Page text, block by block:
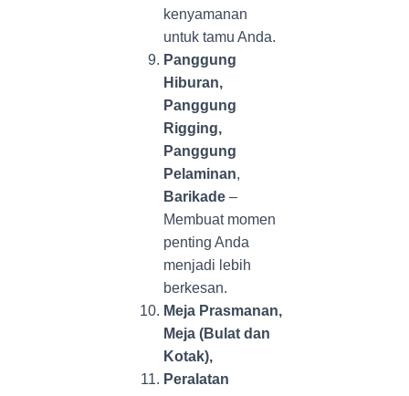
kenyamanan
untuk tamu Anda.
Panggung
Hiburan,
Panggung
Rigging,
Panggung
Pelaminan,
Barikade –
Membuat momen
penting Anda
menjadi lebih
berkesan.
Meja Prasmanan,
Meja (Bulat dan
Kotak),
Peralatan